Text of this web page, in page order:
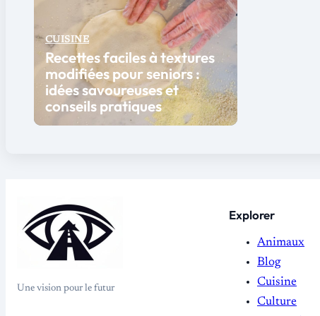
CUISINE
Recettes faciles à textures
modifiées pour seniors :
idées savoureuses et
conseils pratiques
Une vision pour le futur
Explorer
Animaux
Blog
Cuisine
Culture